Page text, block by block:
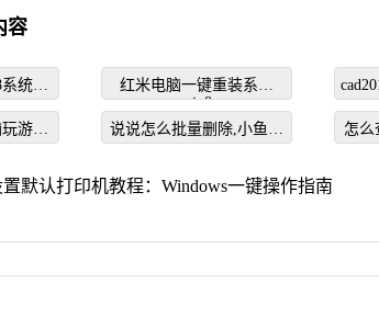
容
统教
红米电脑一键重装系统
win8
游戏
说说怎么批量删除,小鱼教
怎么
置默认打印机教程：Windows一键操作指南